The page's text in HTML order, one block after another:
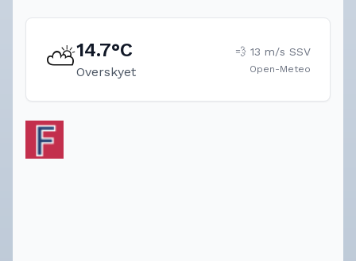
⛅14.7°C
Overskyet
💨 13 m/s SSV
Open-Meteo